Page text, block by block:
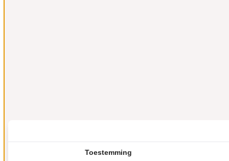
Toestemming